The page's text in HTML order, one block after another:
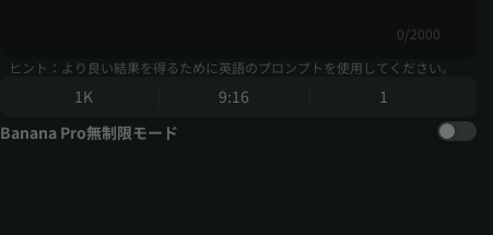
0/2000
ヒント：より良い結果を得るために英語のプロンプトを使用してください。
1K 9:16
1
Banana Pro無制限モード